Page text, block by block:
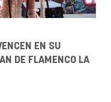
EN SU
DE FLAMENCO LA